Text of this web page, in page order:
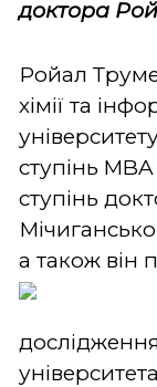
доктора
Ройал
хімії та
ступінь
ступінь
а також він